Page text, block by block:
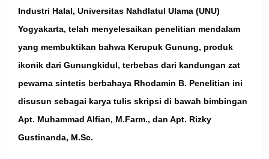
Industri Halal, Universitas Nahdlatul Ulama (UNU)
Yogyakarta, telah menyelesaikan penelitian mendalam
yang membuktikan bahwa Kerupuk Gunung, produk
ikonik dari Gunungkidul, terbebas dari kandungan zat
pewarna sintetis berbahaya Rhodamin B. Penelitian ini
disusun sebagai karya tulis skripsi di bawah bimbingan
Apt. Muhammad Alfian, M.Farm., dan Apt. Rizky
Gustinanda, M.Sc.